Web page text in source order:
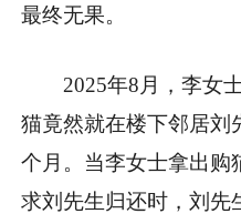
最终无果。
2025年8月，李女
猫竟然就在楼下邻居刘
个月。当李女士拿出购
求刘先生归还时，刘先